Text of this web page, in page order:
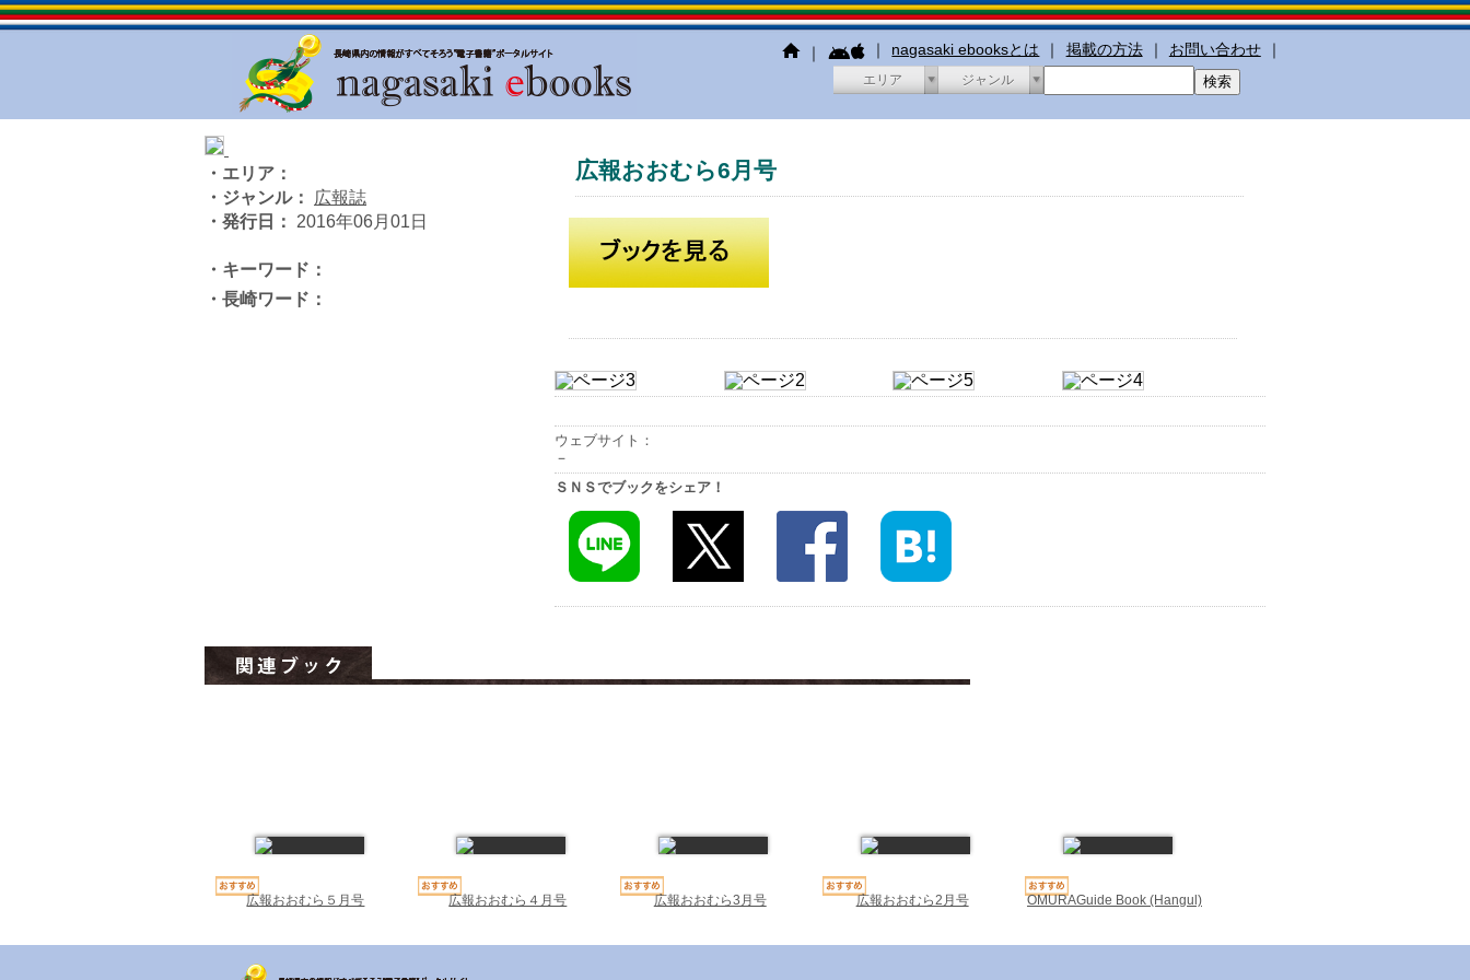
｜ ｜ nagasaki ebooksとは ｜ 掲載の方法 ｜ お問い合わせ ｜
エリア ジャンル
広報おおむら6月号
・エリア：
・ジャンル：
広報誌
・発行日：
2016年06月01日
・キーワード：
・長崎ワード：
ウェブサイト：
－
ＳＮＳでブックをシェア！
広報おおむら５月号 広報おおむら４月号 広報おおむら3月号 広報おおむら2月号 OMURAGuide Book (Hangul)